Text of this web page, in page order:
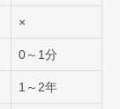
×
0～1分
1～2年